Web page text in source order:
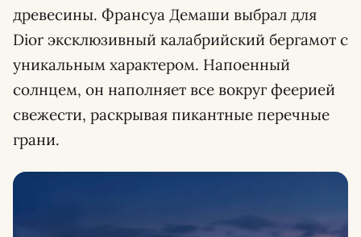
древесины. Франсуа Демаши выбрал для
Dior эксклюзивный калабрийский бергамот с
уникальным характером. Напоенный
солнцем, он наполняет все вокруг феерией
свежести, раскрывая пикантные перечные
грани.